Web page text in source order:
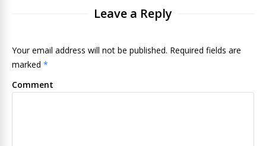
Leave a Reply
Your email address will not be published. Required fields are
marked *
Comment